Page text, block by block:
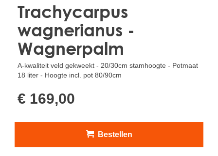
Trachycarpus
wagnerianus -
Wagnerpalm
A-kwaliteit veld gekweekt - 20/30cm stamhoogte - Potmaat
18 liter - Hoogte incl. pot 80/90cm
€ 169,00
Bestellen